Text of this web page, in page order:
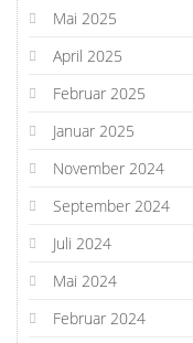
Mai 2025
April 2025
Februar 2025
Januar 2025
November 2024
September 2024
Juli 2024
Mai 2024
Februar 2024